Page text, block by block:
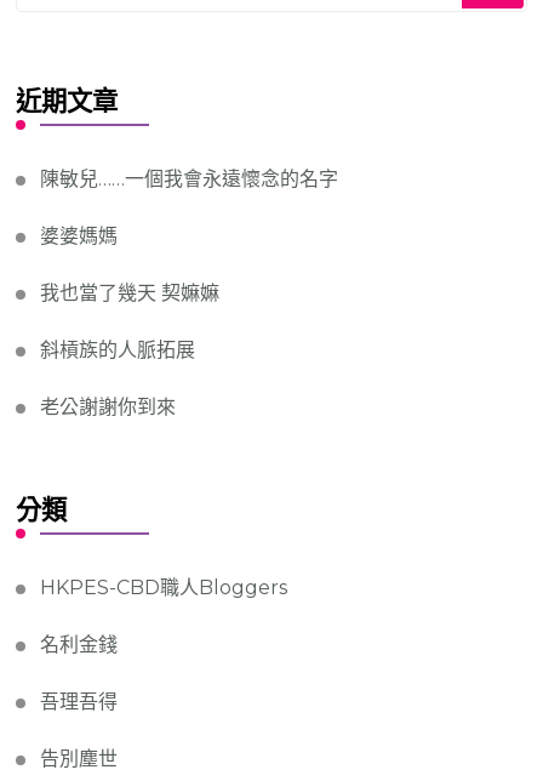
近期文章
陳敏兒……一個我會永遠懷念的名字
婆婆媽媽
我也當了幾天 契嫲嫲
斜槓族的人脈拓展
老公謝謝你到來
分類
HKPES-CBD職人Bloggers
名利金錢
吾理吾得
告別塵世